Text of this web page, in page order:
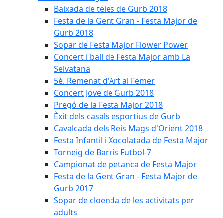
Baixada de teies de Gurb 2018
Festa de la Gent Gran - Festa Major de
Gurb 2018
Sopar de Festa Major Flower Power
Concert i ball de Festa Major amb La
Selvatana
5è. Remenat d'Art al Femer
Concert Jove de Gurb 2018
Pregó de la Festa Major 2018
Èxit dels casals esportius de Gurb
Cavalcada dels Reis Mags d'Orient 2018
Festa Infantil i Xocolatada de Festa Major
Torneig de Barris Futbol-7
Campionat de petanca de Festa Major
Festa de la Gent Gran - Festa Major de
Gurb 2017
Sopar de cloenda de les activitats per
adults